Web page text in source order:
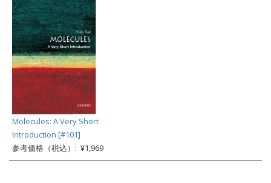
Molecules: A Very Short
Introduction [#101]
参考価格（税込）: ¥1,969